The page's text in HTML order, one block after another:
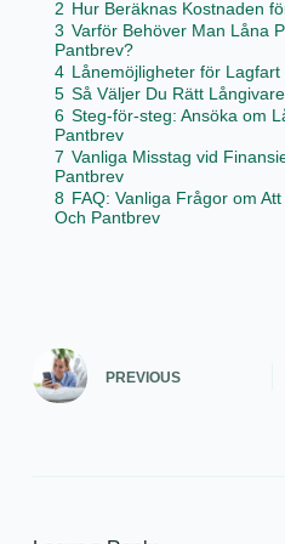
2 Hur Beräknas Kostnaden
3 Varför Behöver Man Låna
Pantbrev?
4 Lånemöjligheter för
5 Så Väljer Du Rätt Långivare
6 Steg-för-steg: Ansöka om
Pantbrev
7 Vanliga Misstag vid
Pantbrev
8 FAQ: Vanliga Frågor om
Och Pantbrev
PREVIOUS